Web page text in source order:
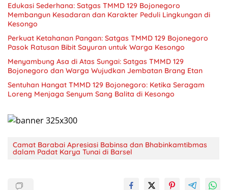
Edukasi Sederhana: Satgas TMMD 129 Bojonegoro
Membangun Kesadaran dan Karakter Peduli Lingkungan di
Kesongo
Perkuat Ketahanan Pangan: Satgas TMMD 129 Bojonegoro
Pasok Ratusan Bibit Sayuran untuk Warga Kesongo
Menyambung Asa di Atas Sungai: Satgas TMMD 129
Bojonegoro dan Warga Wujudkan Jembatan Brang Etan
Sentuhan Hangat TMMD 129 Bojonegoro: Ketika Seragam
Loreng Menjaga Senyum Sang Balita di Kesongo
Camat Barabai Apresiasi Babinsa dan Bhabinkamtibmas
dalam Padat Karya Tunai di Barsel